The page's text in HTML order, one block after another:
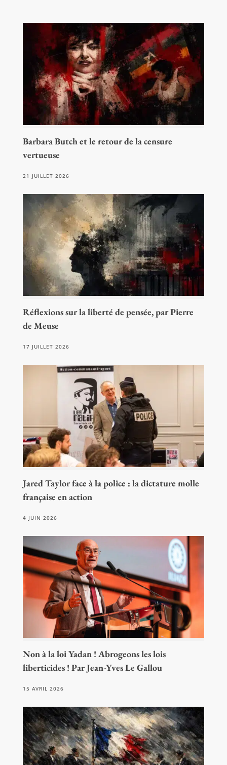
Barbara Butch et le retour de la censure
vertueuse
21 JUILLET 2026
Réflexions sur la liberté de pensée, par Pierre
de Meuse
17 JUILLET 2026
Jared Taylor face à la police : la dictature molle
française en action
4 JUIN 2026
Non à la loi Yadan ! Abrogeons les lois
liberticides ! Par Jean-Yves Le Gallou
15 AVRIL 2026